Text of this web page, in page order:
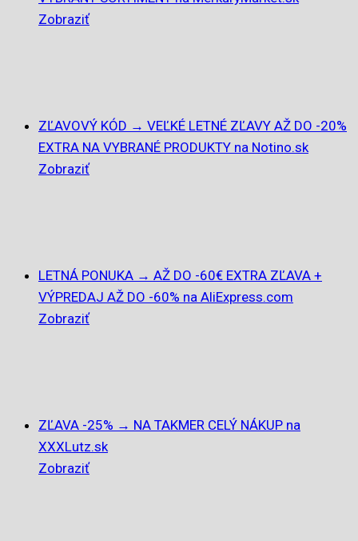
Zobraziť
ZĽAVOVÝ KÓD → VEĽKÉ LETNÉ ZĽAVY AŽ DO -20%
EXTRA NA VYBRANÉ PRODUKTY na Notino.sk
Zobraziť
LETNÁ PONUKA → AŽ DO -60€ EXTRA ZĽAVA +
VÝPREDAJ AŽ DO -60% na AliExpress.com
Zobraziť
ZĽAVA -25% → NA TAKMER CELÝ NÁKUP na
XXXLutz.sk
Zobraziť